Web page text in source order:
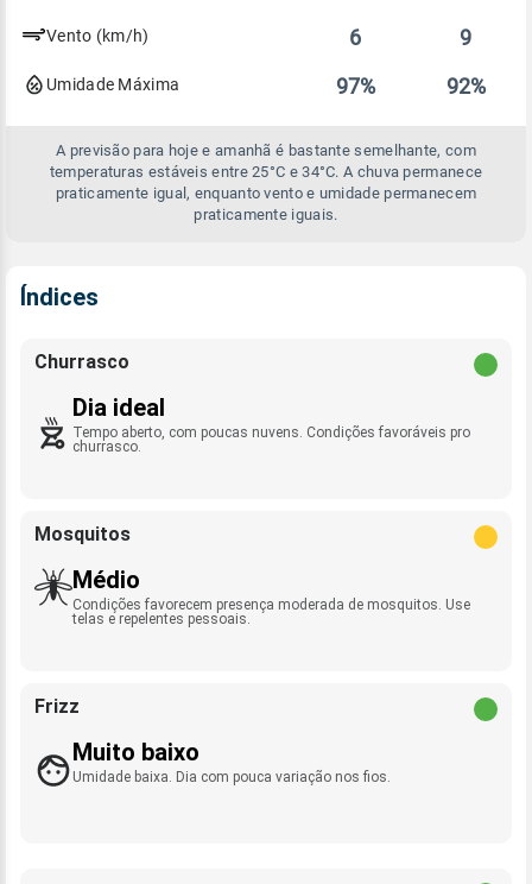
Vento (km/h) 6 9
Umidade Máxima 97% 92%
A previsão para hoje e amanhã é bastante semelhante, com
temperaturas estáveis entre 25°C e 34°C. A chuva permanece
praticamente igual, enquanto vento e umidade permanecem
praticamente iguais.
Índices
Churrasco
Dia ideal
Tempo aberto, com poucas nuvens. Condições favoráveis pro
churrasco.
Mosquitos
Médio
Condições favorecem presença moderada de mosquitos. Use
telas e repelentes pessoais.
Frizz
Muito baixo
Umidade baixa. Dia com pouca variação nos fios.